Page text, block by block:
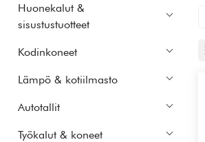
Huonekalut &
sisustustuotteet
Kodinkoneet
Lämpö & kotiilmasto
Autotallit
Työkalut & koneet